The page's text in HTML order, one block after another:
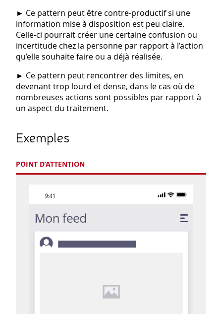
► Ce pattern peut être contre-productif si une
information mise à disposition est peu claire.
Celle-ci pourrait créer une certaine confusion ou
incertitude chez la personne par rapport à l’action
qu’elle souhaite faire ou a déjà réalisée.
► Ce pattern peut rencontrer des limites, en
devenant trop lourd et dense, dans le cas où de
nombreuses actions sont possibles par rapport à
un aspect du traitement.
Exemples
POINT D’ATTENTION